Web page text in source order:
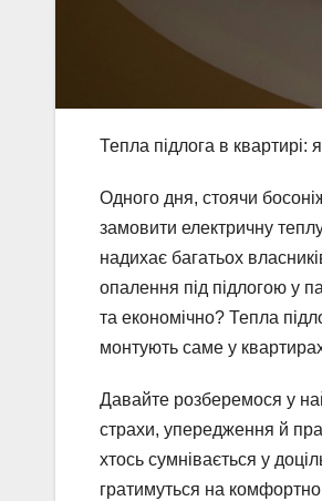
Тепла підлога в квартирі:
Одного дня, стоячи
замовити електричну
надихає багатьох
опалення під підлогою у
та економічно? Тепла
монтують саме у
Давайте розберемося у
страхи, упередження й
хтось сумнівається у
гратимуться на комфортно